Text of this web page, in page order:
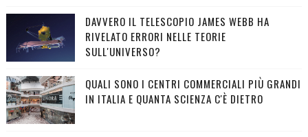
DAVVERO IL TELESCOPIO JAMES WEBB HA
RIVELATO ERRORI NELLE TEORIE
SULL'UNIVERSO?
QUALI SONO I CENTRI COMMERCIALI PIÙ GRANDI
IN ITALIA E QUANTA SCIENZA C'È DIETRO